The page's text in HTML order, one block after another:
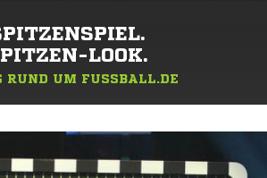
LOOK.
RUND UM FUSSBALL.DE